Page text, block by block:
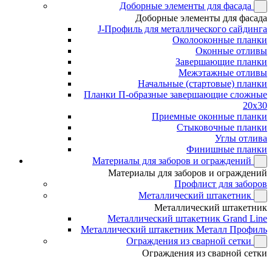
Доборные элементы для фасада
Доборные элементы для фасада
J-Профиль для металлического сайдинга
Околооконные планки
Оконные отливы
Завершающие планки
Межэтажные отливы
Начальные (стартовые) планки
Планки П-образные завершающие сложные
20x30
Приемные оконные планки
Стыковочные планки
Углы отлива
Финишные планки
Материалы для заборов и ограждений
Материалы для заборов и ограждений
Профлист для заборов
Металлический штакетник
Металлический штакетник
Металлический штакетник Grand Line
Металлический штакетник Металл Профиль
Ограждения из сварной сетки
Ограждения из сварной сетки